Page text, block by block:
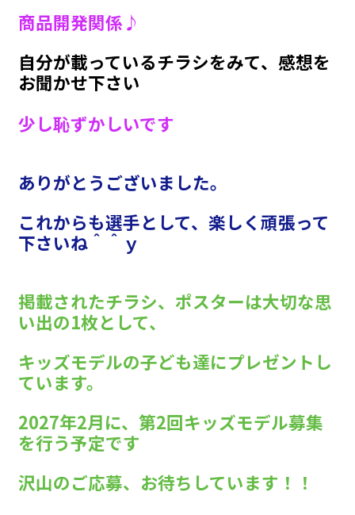
商品開発関係♪
自分が載っているチラシをみて、感想を
お聞かせ下さい
少し恥ずかしいです
ありがとうございました。
これからも選手として、楽しく頑張って
下さいね＾＾ｙ
掲載されたチラシ、ポスターは大切な思
い出の1枚として、
キッズモデルの子ども達にプレゼントし
ています。
2027年2月に、第2回キッズモデル募集
を行う予定です
沢山のご応募、お待ちしています！！